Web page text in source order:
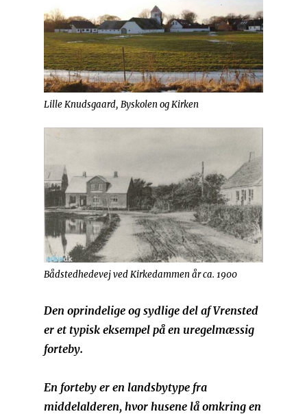
Lille Knudsgaard, Byskolen og Kirken
Bådstedhedevej ved Kirkedammen år ca. 1900
Den oprindelige og sydlige del af Vrensted
er et typisk eksempel på en uregelmæssig
forteby.
En forteby er en landsbytype fra
middelalderen, hvor husene lå omkring en